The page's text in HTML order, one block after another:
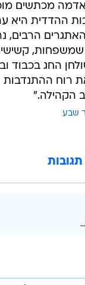
מכתשים
ההדדית היא
הרבים,
שמשפחות,
החג בכבוד
רוח ההתנדבות
הקהילה."
שבע